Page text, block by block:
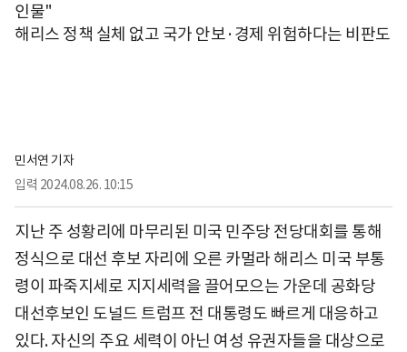
인물"
해리스 정책 실체 없고 국가 안보·경제 위험하다는 비판도
민서연 기자
입력 2024.08.26. 10:15
지난 주 성황리에 마무리된 미국 민주당 전당대회를 통해
정식으로 대선 후보 자리에 오른 카멀라 해리스 미국 부통
령이 파죽지세로 지지세력을 끌어모으는 가운데 공화당
대선후보인 도널드 트럼프 전 대통령도 빠르게 대응하고
있다. 자신의 주요 세력이 아닌 여성 유권자들을 대상으로